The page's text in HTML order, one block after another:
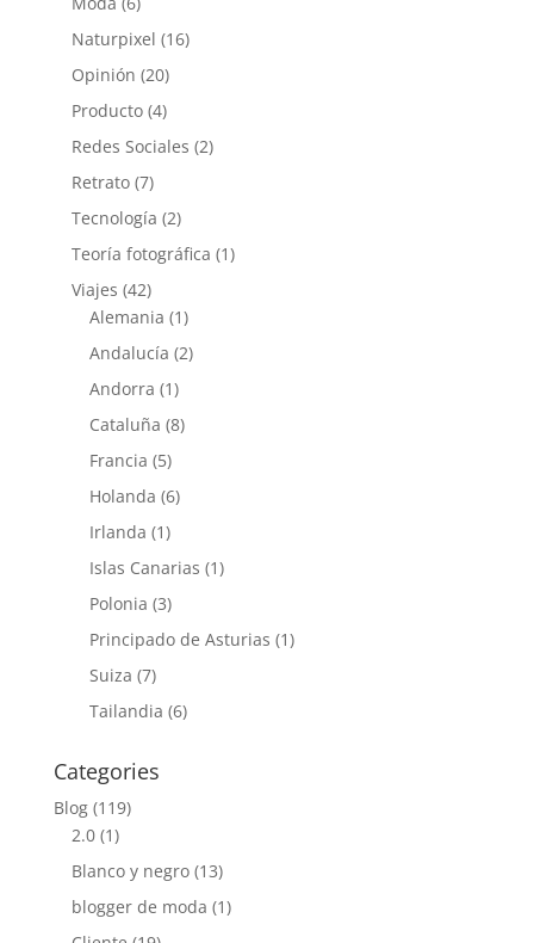
Naturpixel (16)
Opinión (20)
Producto(4)
Redes Sociales (2)
Retrato(7)
Tecnología (2)
Teoría fotográfica (1)
Viajes (42)
Alemania (1)
Andalucía (2)
Andorra (1)
Cataluña (8)
Francia (5)
Holanda (6)
Irlanda (1)
Islas Canarias (1)
Polonia (3)
Principado de Asturias (1)
Suiza (7)
Tailandia (6)
Categories
Blog(119)
2.0(1)
Blanco y negro(13)
blogger de moda (1)